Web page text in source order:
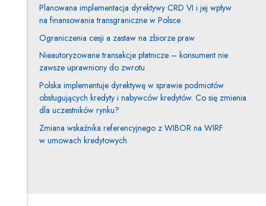
Planowana implementacja dyrektywy CRD VI i jej wpływ
na finansowania transgraniczne w Polsce
Ograniczenia cesji a zastaw na zbiorze praw
Nieautoryzowane transakcje płatnicze – konsument nie
zawsze uprawniony do zwrotu
Polska implementuje dyrektywę w sprawie podmiotów
obsługujących kredyty i nabywców kredytów. Co się zmienia
dla uczestników rynku?
Zmiana wskaźnika referencyjnego z WIBOR na WIRF
w umowach kredytowych